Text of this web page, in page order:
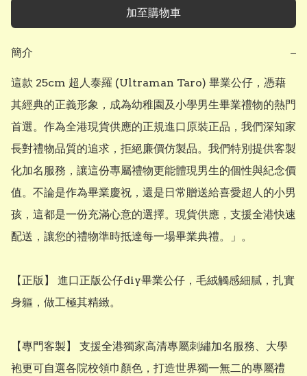
加至購物車
簡介 −
這款 25cm 超人泰羅 (Ultraman Taro) 畢業公仔，憑藉
其經典的正義形象，成為幼稚園及小學男生畢業禮物的熱門
首選。作為全港現貨供應的正規進口原裝正品，我們深知家
長對禮物品質的追求，拒絕廉價仿製品。我們特別提供客製
化加名服務，讓這份專屬禮物更能體現男生的個性與紀念價
值。不論是作為畢業慶祝，還是日常贈送給喜愛超人的小男
孩，這都是一份充滿心意的選擇。現貨供應，支援全港快速
配送，讓您的禮物準時抵達每一場畢業典禮。」。
​【正版】 進口正版公仔diy畢業公仔，毛絨觸感細膩，扎實
身軀，做工極其精緻。
​【專門客製】 支援全港獨家高清專屬刺繡加名服務、大學
袍更可自選各院校領巾顏色，打造世界獨一無二的專屬禮